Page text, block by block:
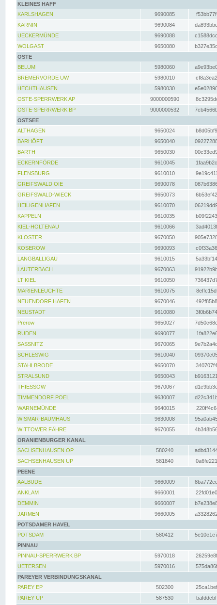
KLEINES HAFF
KARLSHAGEN
9690085
KARNIN
9690084
UECKERMÜNDE
9690088
WOLGAST
9650080
OSTE
BELUM
5980060
BREMERVÖRDE UW
5980010
HECHTHAUSEN
5980030
OSTE-SPERRWERK AP
9000000590
OSTE-SPERRWERK BP
9000000532
OSTSEE
ALTHAGEN
9650024
BARHÖFT
9650040
BARTH
9650030
ECKERNFÖRDE
9610045
FLENSBURG
9610010
GREIFSWALD OIE
9690078
GREIFSWALD-WIECK
9650073
HEILIGENHAFEN
9610070
KAPPELN
9610035
KIEL-HOLTENAU
9610066
KLOSTER
9670050
KOSEROW
9690093
LANGBALLIGAU
9610015
LAUTERBACH
9670063
LT KIEL
9610050
MARIENLEUCHTE
9610075
NEUENDORF HAFEN
9670046
NEUSTADT
9610080
Prerow
9650027
RUDEN
9690077
SASSNITZ
9670065
SCHLESWIG
9610040
STAHLBRODE
9650070
STRALSUND
9650043
THIESSOW
9670067
TIMMENDORF POEL
9630007
WARNEMÜNDE
9640015
WISMAR-BAUMHAUS
9630008
WITTOWER FÄHRE
9670055
ORANIENBURGER KANAL
SACHSENHAUSEN OP
580240
SACHSENHAUSEN UP
581840
PEENE
AALBUDE
9660009
ANKLAM
9660001
DEMMIN
9660007
JARMEN
9660005
POTSDAMER HAVEL
POTSDAM
580412
PINNAU
PINNAU-SPERRWERK BP
5970018
UETERSEN
5970016
PAREYER VERBINDUNGSKANAL
PAREY EP
502300
PAREY UP
587530